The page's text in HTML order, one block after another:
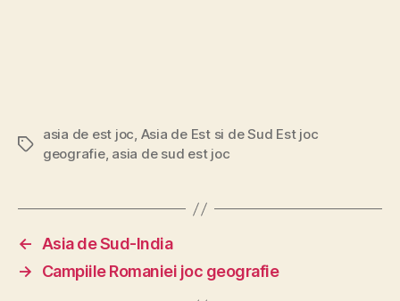
Etichete
asia de est joc, Asia de Est si de Sud Est joc
geografie, asia de sud est joc
←
Asia de Sud-India
→
Campiile Romaniei joc geografie